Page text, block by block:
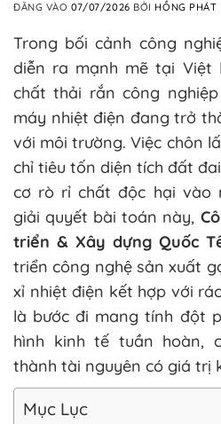
ĐĂNG VÀO07/07/2026 BỞI HỒNG PHÁT
Trong bối cảnh công
diễn ra mạnh mẽ tại Việt
chất thải rắn công
máy nhiệt điện đang trở
với môi trường. Việc chôn
chỉ tiêu tốn diện tích đất
cơ rò rỉ chất độc hại vào
giải quyết bài toán này,
triển & Xây dựng Quốc
triển công nghệ sản xuất
xỉ nhiệt điện kết hợp với
là bước đi mang tính đột
hình kinh tế tuần hoàn,
thành tài nguyên có giá trị
Mục Lục